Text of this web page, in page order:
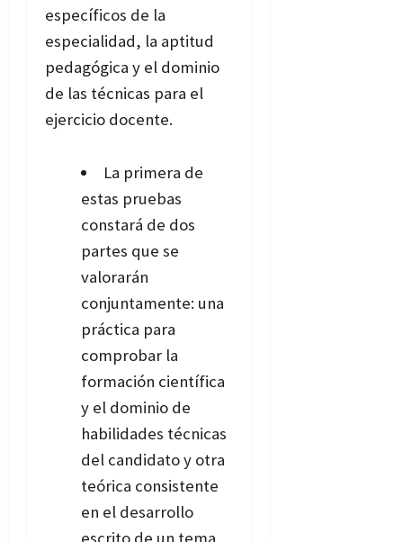
específicos de la
especialidad, la aptitud
pedagógica y el dominio
de las técnicas para el
ejercicio docente.
La primera de
estas pruebas
constará de dos
partes que se
valorarán
conjuntamente: una
práctica para
comprobar la
formación científica
y el dominio de
habilidades técnicas
del candidato y otra
teórica consistente
en el desarrollo